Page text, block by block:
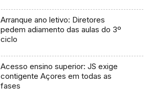
Arranque ano letivo: Diretores
pedem adiamento das aulas do 3º
ciclo
Acesso ensino superior: JS exige
contigente Açores em todas as
fases